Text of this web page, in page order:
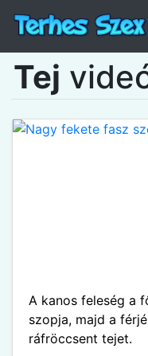
Tej
A kanos feleség a
szopja, majd a
ráfröccsent tejet.